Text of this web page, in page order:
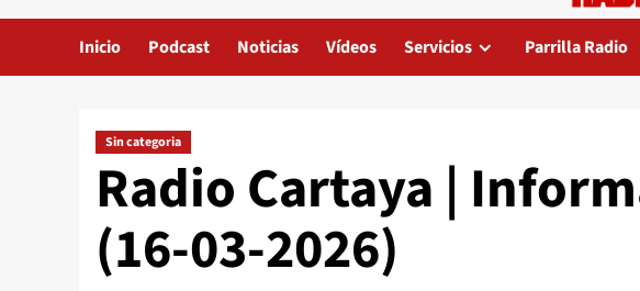
Inicio Podcast Noticias Vídeos Servicios Parrilla Radio
Sin categoria
Radio Cartaya |
(16-03-2026)